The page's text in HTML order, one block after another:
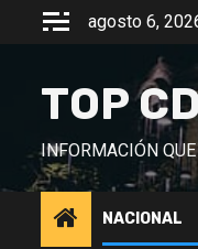
agosto 6,
TOP
INFORMACIÓN
NACIONAL